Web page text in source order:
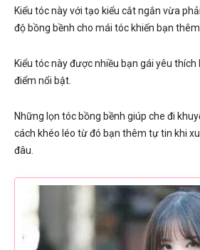
Kiểu tóc này với tạo kiểu cắt ngắn vừa
độ bồng bềnh cho mái tóc khiến bạn
Kiểu tóc này được nhiều bạn gái yêu
điểm nổi bật.
Những lọn tóc bồng bềnh giúp che đi
cách khéo léo từ đó bạn thêm tự tin khi
đâu.